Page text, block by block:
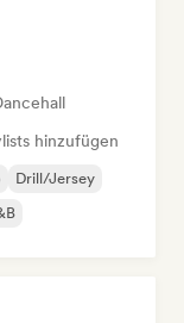
hinzufügen
Drill/Jersey